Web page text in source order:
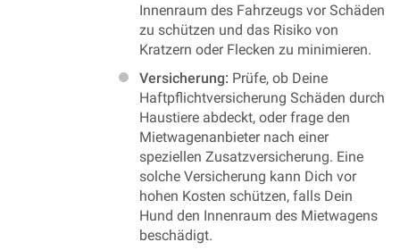
Innenraum des Fahrzeugs vor Schäden
zu schützen und das Risiko von
Kratzern oder Flecken zu minimieren.
Versicherung: Prüfe, ob Deine
Haftpflichtversicherung Schäden durch
Haustiere abdeckt, oder frage den
Mietwagenanbieter nach einer
speziellen Zusatzversicherung. Eine
solche Versicherung kann Dich vor
hohen Kosten schützen, falls Dein
Hund den Innenraum des Mietwagens
beschädigt.